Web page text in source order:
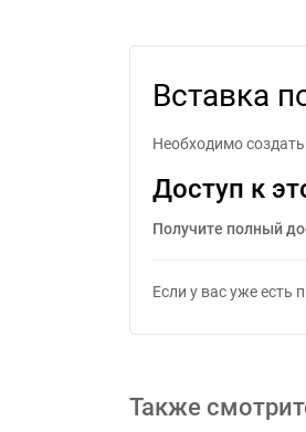
Вставка
Необходимо
Доступ к
Получите полный
Если у вас уже есть
Также